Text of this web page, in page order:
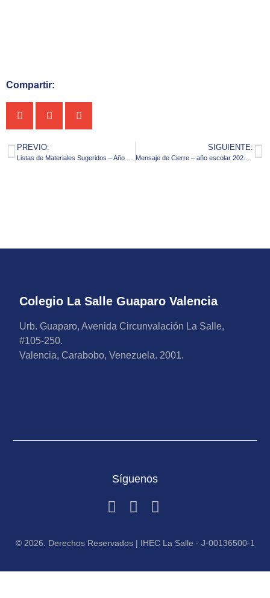
Compartir:
PREVIO: SIGUIENTE:
Mensaje de Cierre – año escolar 2024-2025
Colegio La Salle Guaparo Valencia
Urb. Guaparo, Avenida Circunvalación La Salle,
#105-250.
Valencia, Carabobo, Venezuela. 2001.
Síguenos
© 2026. Derechos Reservados | IHEC La Salle - J-00136500-1